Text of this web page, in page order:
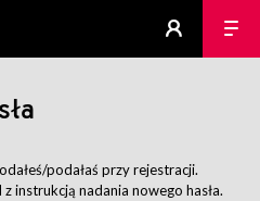
podałaś przy rejestracji.
instrukcją nadania nowego hasła.